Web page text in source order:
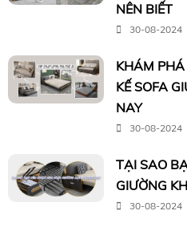
NÊN BIẾT
30-08-2024
KHÁM
KẾ SOFA
NAY
30-08-2024
TẠI SAO
GIƯỜNG
30-08-2024